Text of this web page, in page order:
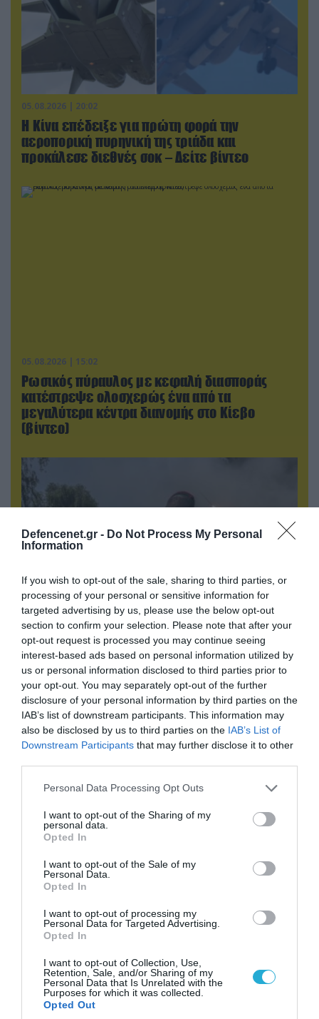
Defencenet.gr - Do Not Process My Personal
Information
If you wish to opt-out of the sale, sharing to third parties, or
processing of your personal or sensitive information for
targeted advertising by us, please use the below opt-out
section to confirm your selection. Please note that after your
opt-out request is processed you may continue seeing
interest-based ads based on personal information utilized by
us or personal information disclosed to third parties prior to
your opt-out. You may separately opt-out of the further
disclosure of your personal information by third parties on the
IAB’s list of downstream participants. This information may
also be disclosed by us to third parties on the IAB’s List of
Downstream Participants that may further disclose it to other
Please note that this website/app uses one or more Google
not limited to your visit or usage behaviour. You may click to
grant or deny consent to Google and its third-party tags to
use your data for below specified purposes in below Google
consent section.
Personal Data Processing Opt Outs
I want to opt-out of the Sharing of my
personal data.
Opted In
I want to opt-out of the Sale of my
Personal Data.
Opted In
I want to opt-out of processing my
Personal Data for Targeted Advertising.
Opted In
I want to opt-out of Collection, Use,
Retention, Sale, and/or Sharing of my
Personal Data that Is Unrelated with the
Purposes for which it was collected.
Opted Out
05.08.2026 | 20:02
Η Κίνα επέδειξε για πρώτη φορά την
αεροπορική πυρηνική της τριάδα και
προκάλεσε διεθνές σοκ – Δείτε βίντεο
05.08.2026 | 15:02
Ρωσικός πύραυλος με κεφαλή διασποράς
κατέστρεψε ολοσχερώς ένα από τα
μεγαλύτερα κέντρα διανομής στο Κίεβο
(βίντεο)
05.08.2026 | 22:02
Αδειάζουν το Κραματόρσκ οι Ουκρανοί:
Έκτακτη εκκένωση στην πόλη μετά την
αιφνιδιαστική προώθηση των Ρώσων (βίντεο)
05.08.2026 | 15:02
ΗΠΑ: Σε εξέλιξη έρευνα της FAA για
περιστατικό με το προεδρικό ελικόπτερο
Marine One που μετέφερε τον Ν.Τραμπ
ΠΟΛΙΤΙΚΗ